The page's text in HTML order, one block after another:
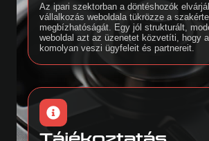
Az ipari szektorban a döntéshozók
vállalkozás weboldala tükrözze a
megbízhatóságát. Egy jól strukturált,
weboldal azt az üzenetet közvetíti, hogy
komolyan veszi ügyfeleit és partnereit.